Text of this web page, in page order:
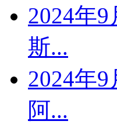
2024年
斯...
2024年
阿...